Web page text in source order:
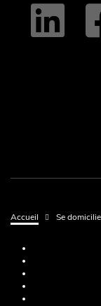
Accueil Se
Menu